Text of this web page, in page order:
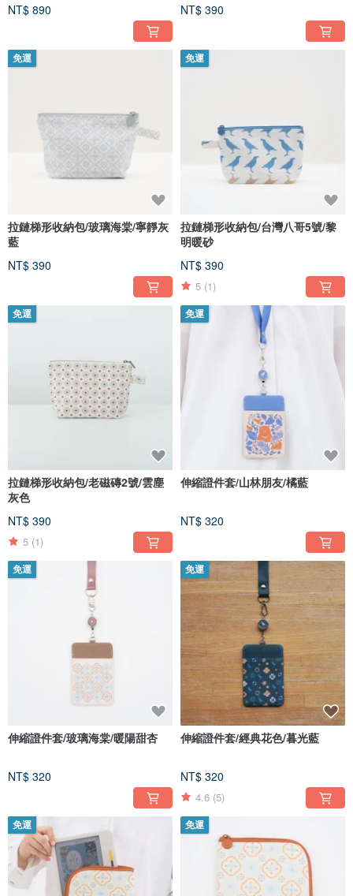
NT$ 890
NT$ 390
免運
拉鏈梯形收納包/玻璃海棠/寧靜灰
藍
NT$ 390
免運
拉鏈梯形收納包/台灣八哥5號/黎
明暖砂
NT$ 390
5 (1)
免運
拉鏈梯形收納包/老磁磚2號/雲塵
灰色
NT$ 390
5 (1)
免運
伸縮證件套/山林朋友/橘藍
NT$ 320
免運
伸縮證件套/玻璃海棠/暖陽甜杏
NT$ 320
免運
伸縮證件套/經典花色/暮光藍
NT$ 320
4.6 (5)
免運 免運